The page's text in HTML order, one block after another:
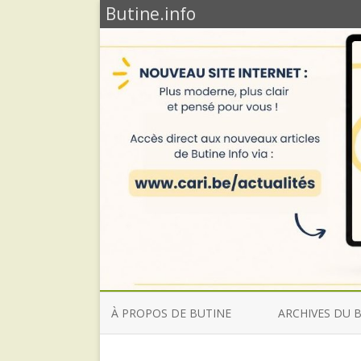
Butine.info
À PROPOS DE BUTINE ARCHIVES DU